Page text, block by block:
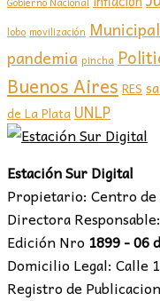
lobo movilización
pandemia pincha
Buenos Aires RES
de La Plata UNLP
Estación Sur Digital
Propietario: Centro de
Directora
Edición Nro 1899 - 06
Domicilio Legal: Calle
Registro de